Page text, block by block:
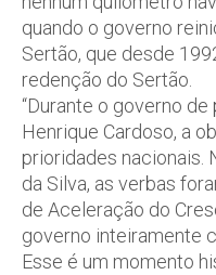
quando o governo
Sertão, que desde
redenção do Sertão.
“Durante o governo
Henrique Cardoso, a
prioridades nacionais.
da Silva, as verbas
de Aceleração do
governo inteiramente
Esse é um momento